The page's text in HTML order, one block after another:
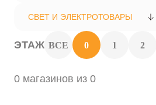
СВЕТ И ЭЛЕКТРОТОВАРЫ
ЭТАЖ ВСЕ 0 1 2
0 магазинов из 0